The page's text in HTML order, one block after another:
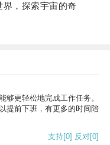
，探索宇宙的奇
够更轻松地完成工作任务。
提前下班，有更多的时间陪
支持[0] 反对[0]